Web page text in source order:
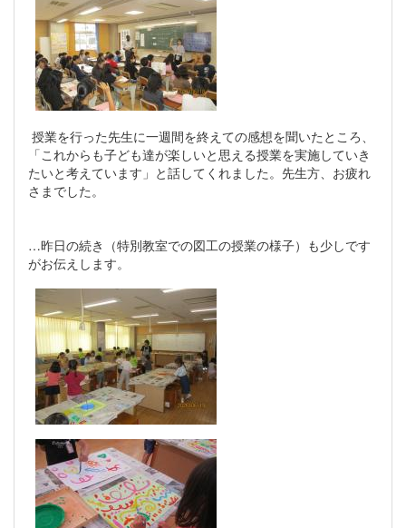
授業を行った先生に一週間を終えての感想を聞いたところ、
「これからも子ども達が楽しいと思える授業を実施していき
たいと考えています」と話してくれました。先生方、お疲れ
さまでした。
…昨日の続き（特別教室での図工の授業の様子）も少しです
がお伝えします。